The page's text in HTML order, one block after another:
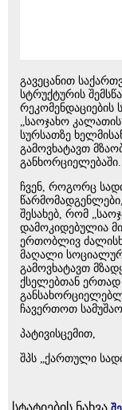
გავეცანით
სტრუქტურის
რეკომენდაციების
„საოჯახო
სურსათზე
გამოვხატავთ
განხორციელებაში.
ჩვენ, როგორც
შესახებ, რომ
დამოკიდებულია
ერთობლივ
მაღალი
გამოვხატავთ
ქსელებთან ერთად
ჩავერთოთ
პატივისცემით,
შპს „ქართული
სტატიების ნახვა